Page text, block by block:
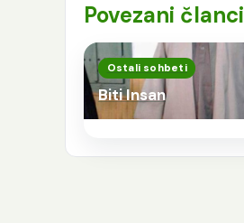
Povezani članci
Ostali sohbeti
Biti Insan